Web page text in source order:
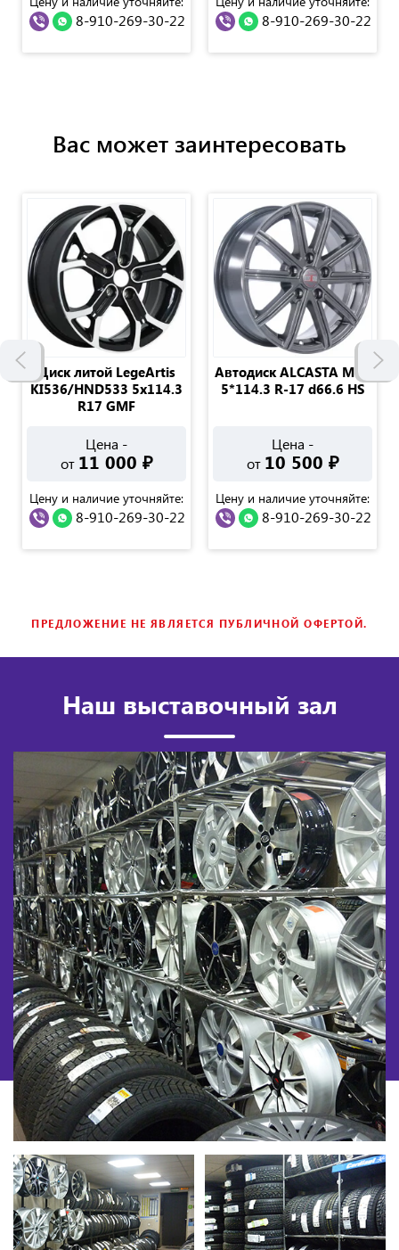
8-910-269-30-22 8-910-269-30-22
Вас может заинтересовать
Диск литой LegeArtis
KI536/HND533 5x114.3
R17 GMF
Цена -
от 11 000 ₽
Цену и наличие уточняйте:
8-910-269-30-22
Автодиск ALCASTA M64
5*114.3 R-17 d66.6 HS
Цена -
от 10 500 ₽
Цену и наличие уточняйте:
8-910-269-30-22
ПРЕДЛОЖЕНИЕ НЕ ЯВЛЯЕТСЯ ПУБЛИЧНОЙ ОФЕРТОЙ.
Наш выставочный зал